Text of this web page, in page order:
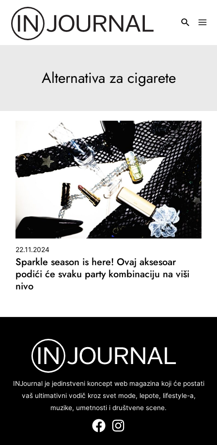
sadržaj
Alternativa za cigarete
22.11.2024
Sparkle season is here! Ovaj aksesoar
podići će svaku party kombinaciju na viši
nivo
INJournal je jedinstveni koncept web magazina koji će postati
vaš ultimativni vodič kroz svet mode, lepote, lifestyle-a,
muzike, umetnosti i društvene scene.